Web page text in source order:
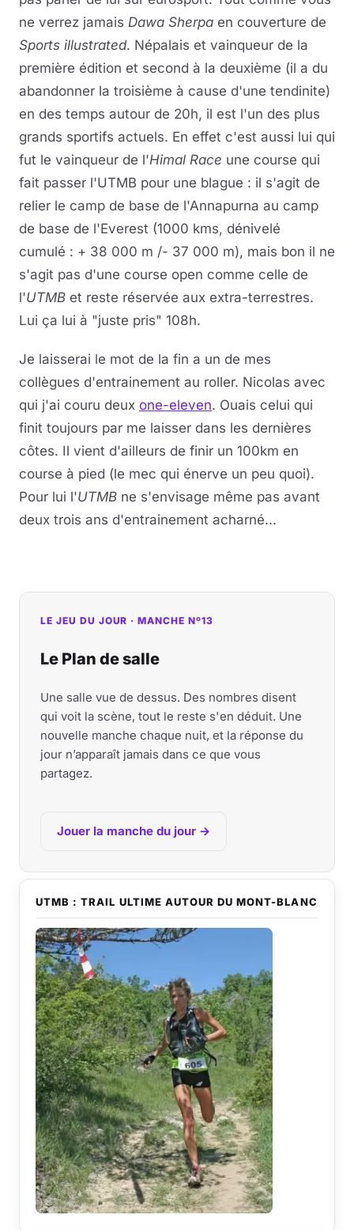
ne verrez jamais Dawa Sherpa en couverture de
Sports illustrated. Népalais et vainqueur de la
première édition et second à la deuxième (il a du
abandonner la troisième à cause d'une tendinite)
en des temps autour de 20h, il est l'un des plus
grands sportifs actuels. En effet c'est aussi lui qui
fut le vainqueur de l'Himal Race une course qui
fait passer l'UTMB pour une blague : il s'agit de
relier le camp de base de l'Annapurna au camp
de base de l'Everest (1000 kms, dénivelé
cumulé : + 38 000 m /- 37 000 m), mais bon il ne
s'agit pas d'une course open comme celle de
l'UTMB et reste réservée aux extra-terrestres.
Lui ça lui à "juste pris" 108h.
Je laisserai le mot de la fin a un de mes
collègues d'entrainement au roller. Nicolas avec
qui j'ai couru deux one-eleven. Ouais celui qui
finit toujours par me laisser dans les dernières
côtes. Il vient d'ailleurs de finir un 100km en
course à pied (le mec qui énerve un peu quoi).
Pour lui l'UTMB ne s'envisage même pas avant
deux trois ans d'entrainement acharné...
LE JEU DU JOUR · MANCHE Nº13
Le Plan de salle
Une salle vue de dessus. Des nombres disent
qui voit la scène, tout le reste s'en déduit. Une
nouvelle manche chaque nuit, et la réponse du
jour n’apparaît jamais dans ce que vous
partagez.
Jouer la manche du jour →
UTMB : TRAIL ULTIME AUTOUR DU MONT-BLANC